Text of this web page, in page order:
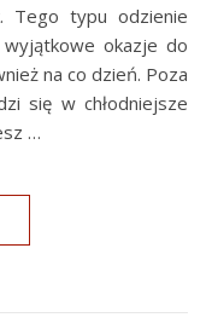
Tego typu odzienie
okazje do
na co dzień. Poza
się w chłodniejsze
…